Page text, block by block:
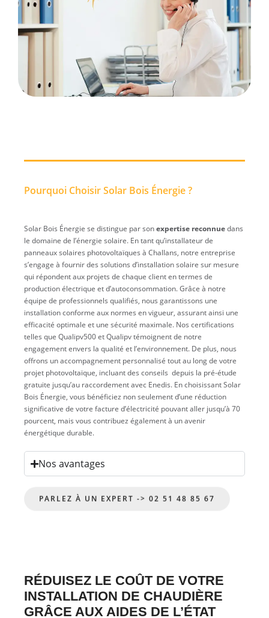
Pourquoi Choisir Solar Bois Énergie ?
Solar Bois Énergie se distingue par sonexpertise reconnuedans
le domaine de l’énergie solaire. En tant qu’installateur de
panneaux solaires photovoltaïques à Challans, notre entreprise
s’engage à fournir des solutions d’installation solaire sur mesure
qui répondent aux projets de chaque client en termes de
production électrique et d’autoconsommation. Grâce à notre
équipe de professionnels qualifiés, nous garantissons une
installation conforme aux normes en vigueur, assurant ainsi une
efficacité optimale et une sécurité maximale. Nos certifications
telles que Qualipv500 et Qualipv témoignent de notre
engagement envers la qualité et l’environnement. De plus, nous
offrons un accompagnement personnalisé tout au long de votre
projet photovoltaïque, incluant des conseils depuis la pré-étude
gratuite jusqu’au raccordement avec Enedis. En choisissant Solar
Bois Énergie, vous bénéficiez non seulement d’une réduction
significative de votre facture d’électricité pouvant aller jusqu’à 70
pourcent, mais vous contribuez également à un avenir
énergétique durable.
Nos avantages
PARLEZ À UN EXPERT -> 02 51 48 85 67
RÉDUISEZ LE COÛT DE VOTRE
INSTALLATION DE CHAUDIÈRE
GRÂCE AUX AIDES DE L’ÉTAT